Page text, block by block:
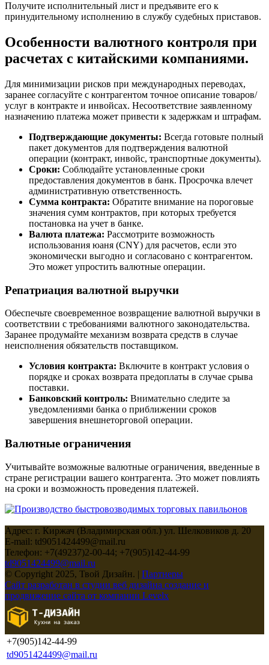
Получите исполнительный лист и предъявите его к
принудительному исполнению в службу судебных приставов.
Особенности валютного контроля при
расчетах с китайскими компаниями.
Для минимизации рисков при международных переводах,
заранее согласуйте с контрагентом точное описание товаров/
услуг в контракте и инвойсах. Несоответствие заявленному
назначению платежа может привести к задержкам и штрафам.
Подтверждающие документы: Всегда готовьте полный
пакет документов для подтверждения валютной
операции (контракт, инвойс, транспортные документы).
Сроки: Соблюдайте установленные сроки
предоставления документов в банк. Просрочка влечет
административную ответственность.
Сумма контракта: Обратите внимание на пороговые
значения сумм контрактов, при которых требуется
постановка на учет в банке.
Валюта платежа: Рассмотрите возможность
использования юаня (CNY) для расчетов, если это
экономически выгодно и согласовано с контрагентом.
Это может упростить валютные операции.
Репатриация валютной выручки
Обеспечьте своевременное возвращение валютной выручки в
соответствии с требованиями валютного законодательства.
Заранее продумайте механизм возврата средств в случае
неисполнения обязательств поставщиком.
Условия контракта: Включите в контракт условия о
порядке и сроках возврата предоплаты в случае срыва
поставки.
Банковский контроль: Внимательно следите за
уведомлениями банка о приближении сроков
завершения внешнеторговой операции.
Валютные ограничения
Учитывайте возможные валютные ограничения, введенные в
стране регистрации вашего контрагента. Это может повлиять
на сроки и возможность проведения платежей.
Адрес: г. Киржач (Владимирская обл.) ул. Шелковиков д. 20
E-mail: td9051424499@mail.ru
Телефон: +7(49237)2-00-44; +7(905)142-44-99
td9051424499@mail.ru
© Copyright 2025, Твой Дизайн. | Партнеры
Сайт разработан в студии веб дизайна создание и
продвижение сайта от компании Levelx
+7(905)142-44-99
td9051424499@mail.ru